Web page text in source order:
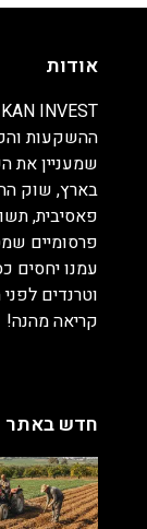
אודות
ההשקעות
שמעניין
בארץ, שוק
פאסיבית,
פרסומיים
עמנו יחסים
וטרנדים
קריאה מהנה!
חדש באתר